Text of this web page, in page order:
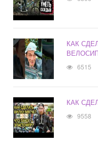
КАК
6515
КАК
9558